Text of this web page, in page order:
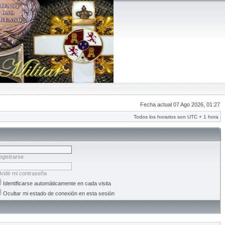
Fecha actual 07 Ago 2026, 01:27
Todos los horarios son UTC + 1 hora
mi contraseña
Identificarse automáticamente en cada visita
Ocultar mi estado de conexión en esta sesión